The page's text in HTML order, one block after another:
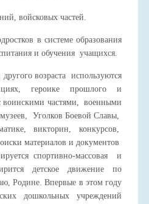
войсковых частей.
в системе образования
и обучения учащихся.
возраста используются
героике прошлого и
воинскими частями, военными
Уголков Боевой Славы,
викторин, конкурсов,
материалов и документов
спортивно-массовая и
детское движение по
Родине. Впервые в этом году
дошкольных учреждений